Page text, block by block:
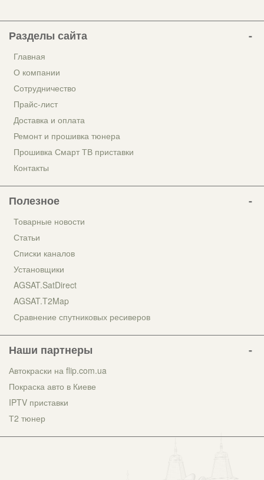
Разделы сайта
Главная
О компании
Сотрудничество
Прайс-лист
Доставка и оплата
Ремонт и прошивка тюнера
Прошивка Смарт ТВ приставки
Контакты
Полезное
Товарные новости
Статьи
Списки каналов
Установщики
AGSAT.SatDirect
AGSAT.T2Map
Сравнение спутниковых ресиверов
Наши партнеры
Автокраски на flip.com.ua
Покраска авто в Киеве
IPTV приставки
Т2 тюнер